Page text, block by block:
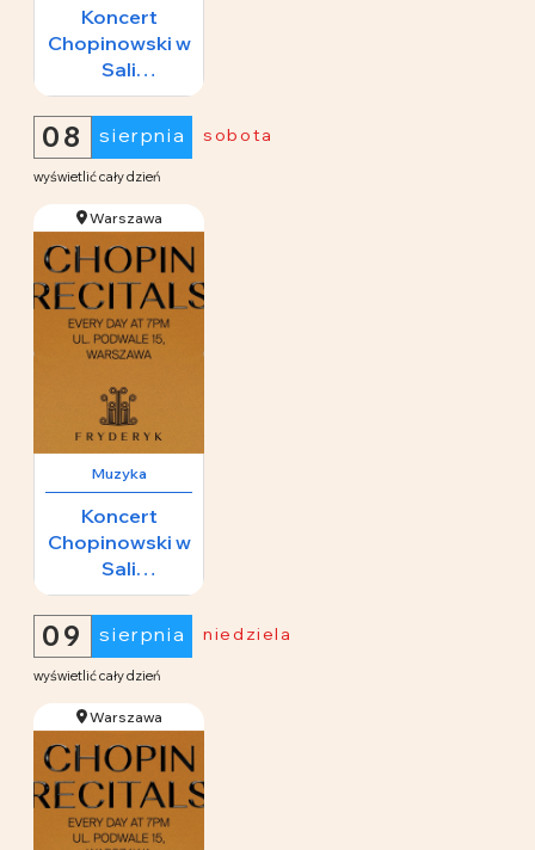
Koncert
Chopinowski w
Sali
Koncertowej
Fryderyk
sobota
sierpnia
08
wyświetlić cały dzień
Warszawa
Muzyka
Koncert
Chopinowski w
Sali
Koncertowej
Fryderyk
niedziela
sierpnia
09
wyświetlić cały dzień
Warszawa